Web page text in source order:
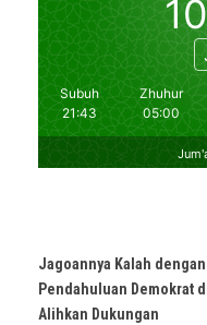
Jagoannya Kalah
Pendahuluan Demokrat
Alihkan Dukungan